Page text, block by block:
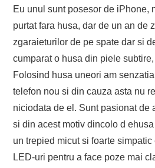
Eu unul sunt posesor de iPhone,
purtat fara husa, dar de un an de
zgaraieturilor de pe spate dar si
cumparat o husa din piele
Folosind husa uneori am
telefon nou si din cauza asta nu
niciodata de el. Sunt pasionat de
si din acest motiv dincolo d
un trepied micut si foarte
LED-uri pentru a face poze mai